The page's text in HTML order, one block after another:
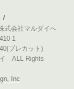
式会社マルダイへ
1
プレカット)
ALL Rights
Inc